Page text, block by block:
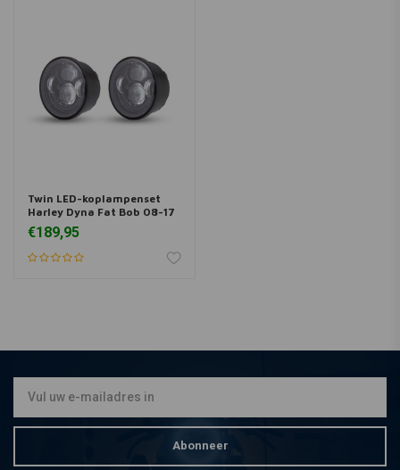
Twin LED-koplampenset
Harley Dyna Fat Bob 08-17
€189,95
Abonneer